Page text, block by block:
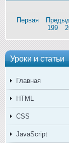
Уроки и статьи
Главная
HTML
CSS
JavaScript
Первая
199